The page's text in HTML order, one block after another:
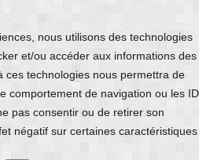
nous utilisons des technologies
et/ou accéder aux informations des
ces technologies nous permettra de
comportement de navigation ou les ID
pas consentir ou de retirer son
négatif sur certaines caractéristiques